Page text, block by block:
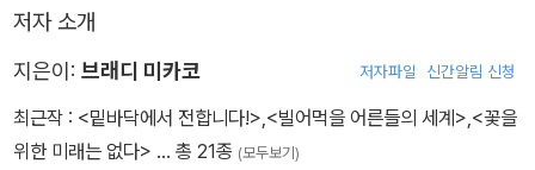
g generation(음지에서 일하는, 잘 알려지지 않은 세대)‘라고 일컬
이 없는 세대랄까.
들은 단순히 밀레니얼 세대의 극단적인 버전이 아니었다. 전혀 다
에 달려 있었다˝라고 말했다. 아디다스와 맥도날드, 도요타를 고객으
로 둔 그는 부모의 양육 방식이 다음 세대의 노동과 씀씀이, 교육관
에 영향을 미친다고 했다.
저자 소개
지은이: 브래디 미카코 저자파일 신간알림 신청
최근작 : <밑바닥에서 전합니다!>,<빌어먹을 어른들의 세계>,<꽃을
위한 미래는 없다> … 총 21종 (모두보기)